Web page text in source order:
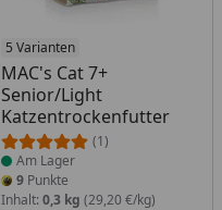
5 Varianten
MAC's Cat 7+
Senior/Light
Katzentrockenfutter
(1)
Produkt am Lager
Am Lager
9Punkte
Inhalt: 0,3 kg (29,20 €/kg)